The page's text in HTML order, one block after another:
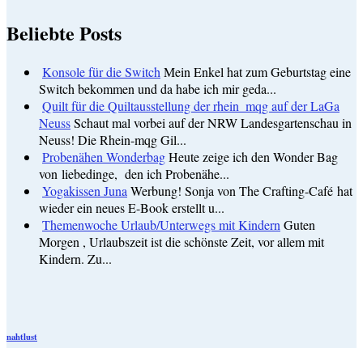
Beliebte Posts
Konsole für die Switch Mein Enkel hat zum Geburtstag eine
Switch bekommen und da habe ich mir geda...
Quilt für die Quiltausstellung der rhein_mqg auf der LaGa
NeussSchaut mal vorbei auf der NRW Landesgartenschau in
Neuss! Die Rhein-mqg Gil...
Probenähen WonderbagHeute zeige ich den Wonder Bag
von liebedinge, den ich Probenähe...
Yogakissen Juna Werbung! Sonja von The Crafting-Café hat
wieder ein neues E-Book erstellt u...
Themenwoche Urlaub/Unterwegs mit Kindern Guten
Morgen , Urlaubszeit ist die schönste Zeit, vor allem mit
Kindern. Zu...
nahtlust